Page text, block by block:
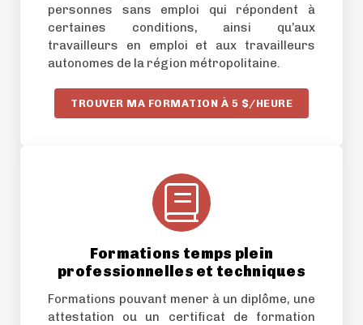
personnes sans emploi qui répondent à
certaines conditions, ainsi qu’aux
travailleurs en emploi et aux travailleurs
autonomes de la région métropolitaine.
TROUVER MA FORMATION À 5 $/HEURE
Formations temps plein
professionnelles et techniques
Formations pouvant mener à un diplôme, une
attestation ou un certificat de formation